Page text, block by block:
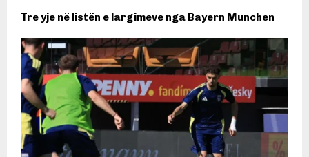
Tre yje në listën e largimeve nga Bayern Munchen